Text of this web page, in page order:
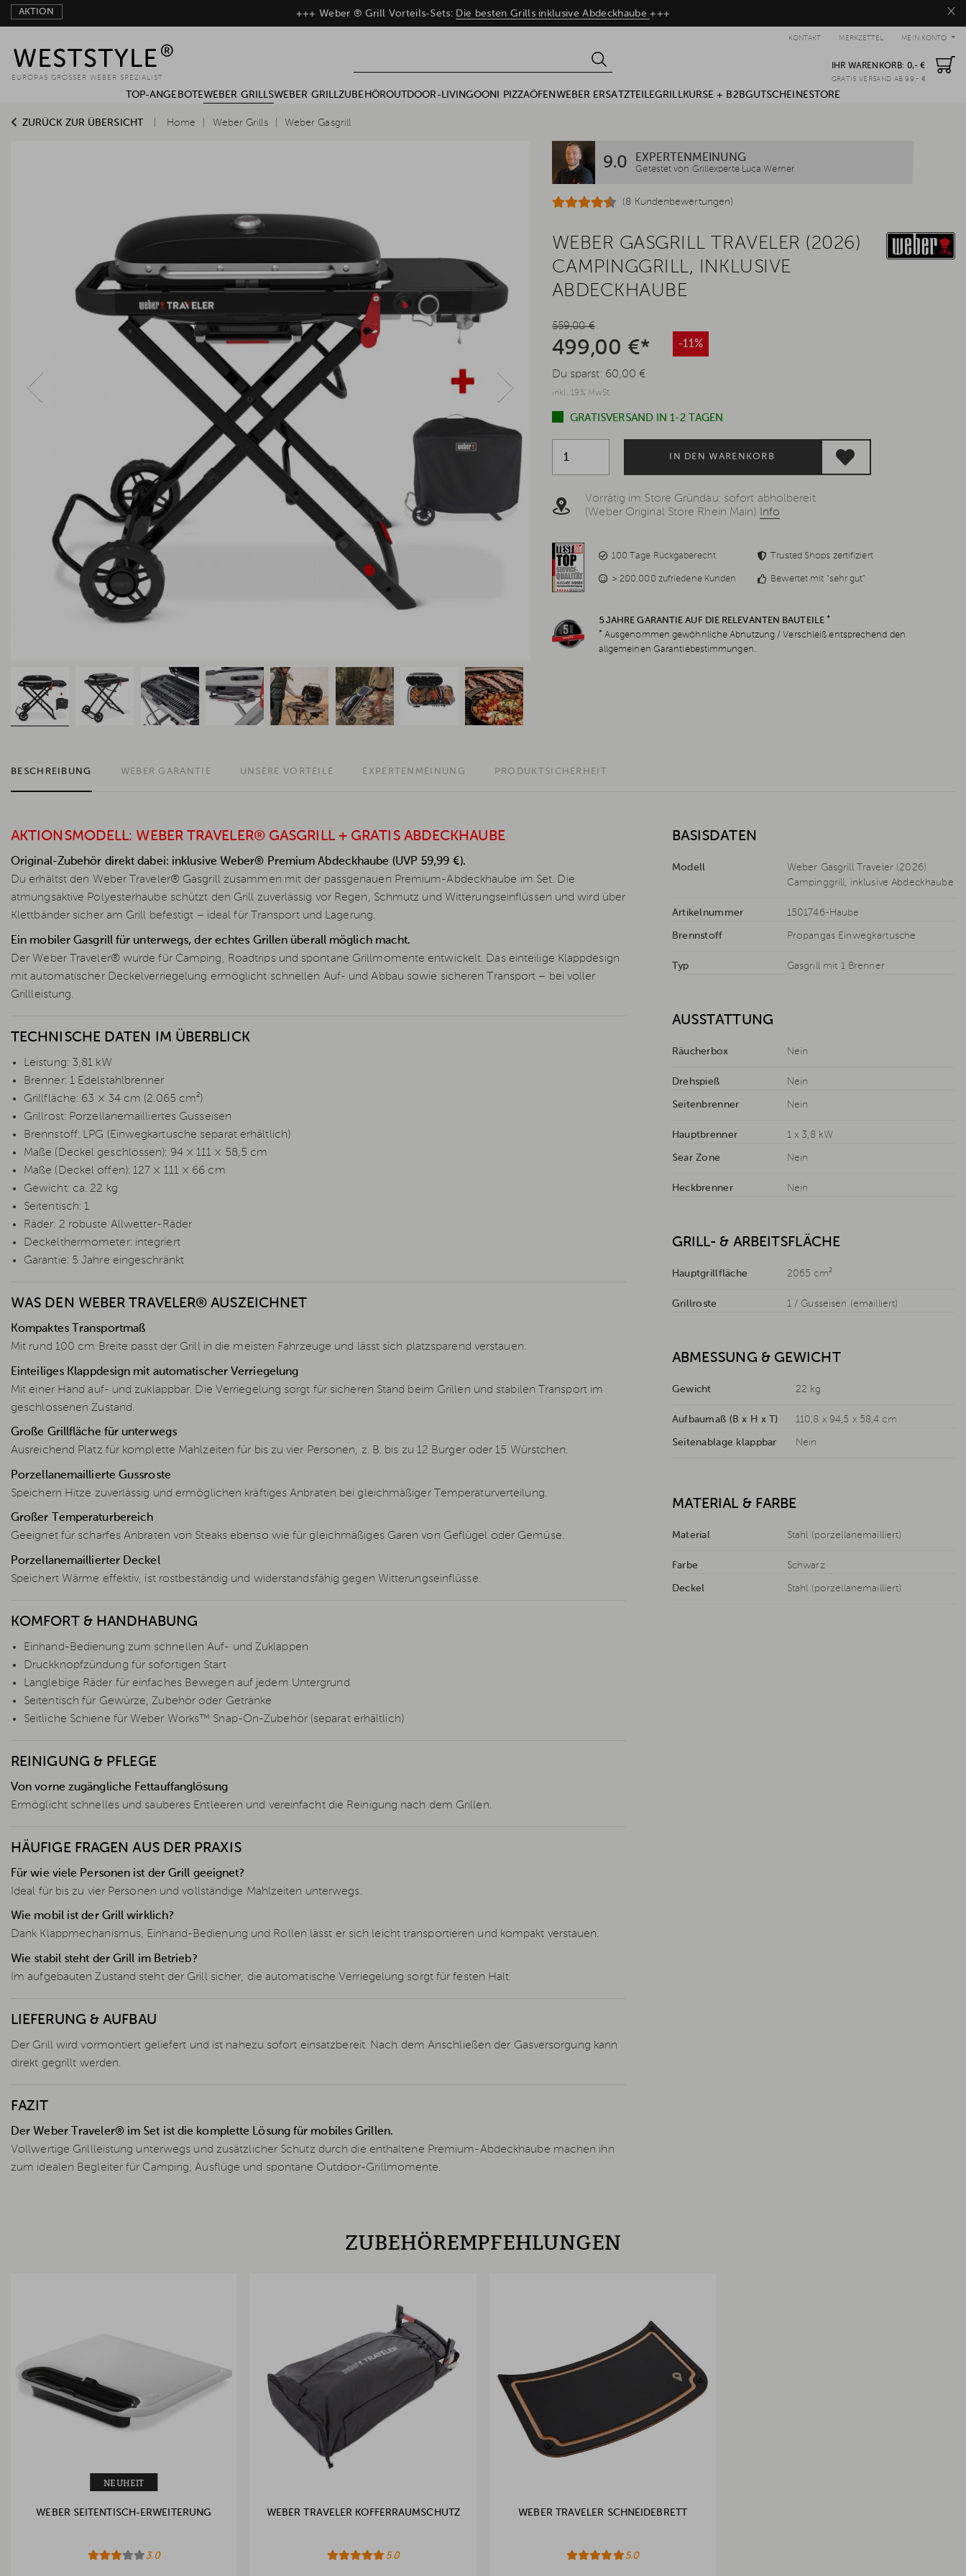
AKTION ×
+++ Weber ® Grill Vorteils-Sets: Die besten Grills inklusive Abdeckhaube+++
MEIN KONTO
MERKZETTEL
KONTAKT
IHR WARENKORB: 0,- €
GRATIS VERSAND AB 99,- €
EUROPAS GROSSER WEBER SPEZIALIST
TOP-ANGEBOTEWEBER GRILLSWEBER GRILLZUBEHÖROUTDOOR-LIVINGOONI PIZZAÖFEN WEBER ERSATZTEILEGRILLKURSE + B2BGUTSCHEINESTORE
ZURÜCK ZUR ÜBERSICHT Home Weber Grills Weber Gasgrill
9.0 EXPERTENMEINUNG
Getestet von Grillexperte Luca Werner
(8 Kundenbewertungen)
WEBER GASGRILL TRAVELER (2026)
CAMPINGGRILL, INKLUSIVE
ABDECKHAUBE
559,00 €
499,00 €* -11%
Du sparst: 60,00 €
inkl. 19% MwSt.
GRATISVERSAND IN 1-2 TAGEN
IN DEN WARENKORB
Vorrätig im Store Gründau: sofort abholbereit
(Weber Original Store Rhein Main)
Info
100 Tage Rückgaberecht Trusted Shops zertifiziert
> 200.000 zufriedene Kunden Bewertet mit "sehr gut"
5 JAHRE GARANTIE AUF DIE RELEVANTEN BAUTEILE *
* Ausgenommen gewöhnliche Abnutzung / Verschleiß entsprechend den
allgemeinen Garantiebestimmungen.
BESCHREIBUNG WEBER GARANTIE UNSERE VORTEILE EXPERTENMEINUNG PRODUKTSICHERHEIT
AKTIONSMODELL: WEBER TRAVELER® GASGRILL + GRATIS ABDECKHAUBE
Original-Zubehör direkt dabei: inklusive Weber® Premium Abdeckhaube (UVP 59,99 €).
Du erhältst den Weber Traveler® Gasgrill zusammen mit der passgenauen Premium-Abdeckhaube im Set. Die
atmungsaktive Polyesterhaube schützt den Grill zuverlässig vor Regen, Schmutz und Witterungseinflüssen und wird über
Klettbänder sicher am Grill befestigt – ideal für Transport und Lagerung.
Ein mobiler Gasgrill für unterwegs, der echtes Grillen überall möglich macht.
Der Weber Traveler® wurde für Camping, Roadtrips und spontane Grillmomente entwickelt. Das einteilige Klappdesign
mit automatischer Deckelverriegelung ermöglicht schnellen Auf- und Abbau sowie sicheren Transport – bei voller
Grillleistung.
TECHNISCHE DATEN IM ÜBERBLICK
Leistung: 3,81 kW
Brenner: 1 Edelstahlbrenner
Grillfläche: 63 × 34 cm (2.065 cm²)
Grillrost: Porzellanemailliertes Gusseisen
Brennstoff: LPG (Einwegkartusche separat erhältlich)
Maße (Deckel geschlossen): 94 × 111 × 58,5 cm
Maße (Deckel offen): 127 × 111 × 66 cm
Gewicht: ca. 22 kg
Seitentisch: 1
Räder: 2 robuste Allwetter-Räder
Deckelthermometer: integriert
Garantie: 5 Jahre eingeschränkt
WAS DEN WEBER TRAVELER® AUSZEICHNET
Kompaktes Transportmaß
Mit rund 100 cm Breite passt der Grill in die meisten Fahrzeuge und lässt sich platzsparend verstauen.
Einteiliges Klappdesign mit automatischer Verriegelung
Mit einer Hand auf- und zuklappbar. Die Verriegelung sorgt für sicheren Stand beim Grillen und stabilen Transport im
geschlossenen Zustand.
Große Grillfläche für unterwegs
Ausreichend Platz für komplette Mahlzeiten für bis zu vier Personen, z. B. bis zu 12 Burger oder 15 Würstchen.
Porzellanemaillierte Gussroste
Speichern Hitze zuverlässig und ermöglichen kräftiges Anbraten bei gleichmäßiger Temperaturverteilung.
Großer Temperaturbereich
Geeignet für scharfes Anbraten von Steaks ebenso wie für gleichmäßiges Garen von Geflügel oder Gemüse.
Porzellanemaillierter Deckel
Speichert Wärme effektiv, ist rostbeständig und widerstandsfähig gegen Witterungseinflüsse.
KOMFORT & HANDHABUNG
Einhand-Bedienung zum schnellen Auf- und Zuklappen
Druckknopfzündung für sofortigen Start
Langlebige Räder für einfaches Bewegen auf jedem Untergrund
Seitentisch für Gewürze, Zubehör oder Getränke
Seitliche Schiene für Weber Works™ Snap-On-Zubehör (separat erhältlich)
REINIGUNG & PFLEGE
Von vorne zugängliche Fettauffanglösung
Ermöglicht schnelles und sauberes Entleeren und vereinfacht die Reinigung nach dem Grillen.
HÄUFIGE FRAGEN AUS DER PRAXIS
Für wie viele Personen ist der Grill geeignet?
Ideal für bis zu vier Personen und vollständige Mahlzeiten unterwegs.
Wie mobil ist der Grill wirklich?
Dank Klappmechanismus, Einhand-Bedienung und Rollen lässt er sich leicht transportieren und kompakt verstauen.
Wie stabil steht der Grill im Betrieb?
Im aufgebauten Zustand steht der Grill sicher, die automatische Verriegelung sorgt für festen Halt.
LIEFERUNG & AUFBAU
Der Grill wird vormontiert geliefert und ist nahezu sofort einsatzbereit. Nach dem Anschließen der Gasversorgung kann
direkt gegrillt werden.
FAZIT
Der Weber Traveler® im Set ist die komplette Lösung für mobiles Grillen.
Vollwertige Grillleistung unterwegs und zusätzlicher Schutz durch die enthaltene Premium-Abdeckhaube machen ihn
zum idealen Begleiter für Camping, Ausflüge und spontane Outdoor-Grillmomente.
BASISDATEN
Modell
Weber Gasgrill Traveler (2026)
Campinggrill, inklusive Abdeckhaube
Artikelnummer 1501746-Haube
Brennstoff Propangas Einwegkartusche
Typ Gasgrill mit 1 Brenner
AUSSTATTUNG
Räucherbox Nein
Drehspieß Nein
Seitenbrenner Nein
Hauptbrenner 1 x 3,8 kW
Sear Zone Nein
Heckbrenner Nein
GRILL- & ARBEITSFLÄCHE
Hauptgrillfläche 2065 cm²
Grillroste 1 / Gusseisen (emailliert)
ABMESSUNG & GEWICHT
Gewicht 22 kg
Aufbaumaß (B x H x T) 110,8 x 94,5 x 58,4 cm
Seitenablage klappbar Nein
MATERIAL & FARBE
Material Stahl (porzellanemailliert)
Farbe Schwarz
Deckel Stahl (porzellanemailliert)
ZUBEHÖREMPFEHLUNGEN
NEUHEIT
WEBER SEITENTISCH-ERWEITERUNG
3.0
WEBER TRAVELER KOFFERRAUMSCHUTZ
5.0
WEBER TRAVELER SCHNEIDEBRETT
5.0